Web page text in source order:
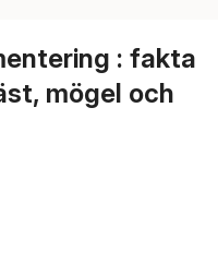
: fakta
mögel och